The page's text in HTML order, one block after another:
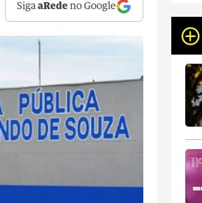
SigaaRede no Google